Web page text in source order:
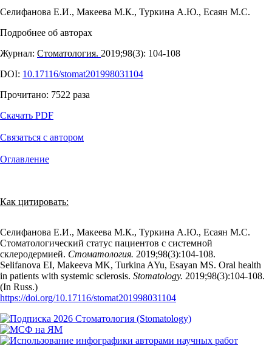
Селифанова Е.И., Макеева М.К., Туркина А.Ю., Есаян М.С.
Подробнее об авторах
Журнал: Стоматология. 2019;98(3): 104‑108
DOI: 10.17116/stomat201998031104
Прочитано: 7522 раза
Скачать PDF
Связаться с автором
Оглавление
Как цитировать:
Селифанова Е.И., Макеева М.К., Туркина А.Ю., Есаян М.С.
Стоматологический статус пациентов с системной
склеродермией. Стоматология. 2019;98(3):104‑108.
Selifanova EI, Makeeva MK, Turkina AYu, Esayan MS. Oral health
in patients with systemic sclerosis. Stomatology. 2019;98(3):104‑108.
(In Russ.)
https://doi.org/10.17116/stomat201998031104